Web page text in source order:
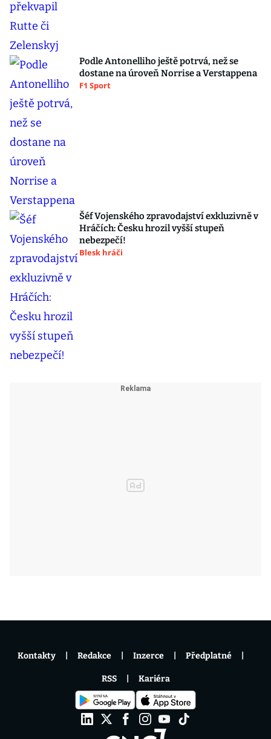
Podle Antonelliho ještě potrvá, než se
dostane na úroveň Norrise a Verstappena
F1 Sport
Šéf Vojenského zpravodajství exkluzivně v
Hráčích: Česku hrozil vyšší stupeň
nebezpečí!
Blesk hráči
Kontakty Redakce Inzerce Předplatné
RSS Kariéra